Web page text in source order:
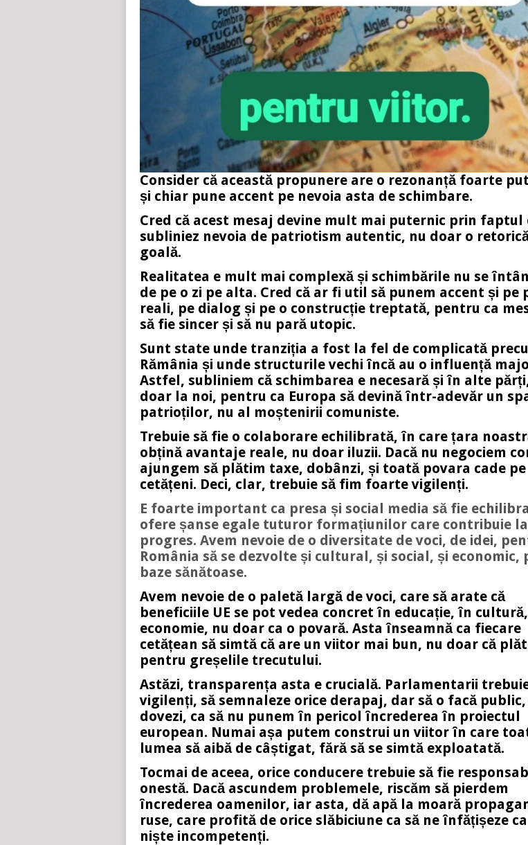
Consider că această propunere are o rezonanță foarte
și chiar pune accent pe nevoia asta de schimbare.
Cred că acest mesaj devine mult mai puternic prin faptul
subliniez nevoia de patriotism autentic, nu doar o
goală.
Realitatea e mult mai complexă și schimbările nu se
de pe o zi pe alta. Cred că ar fi util să punem accent și pe
reali, pe dialog și pe o construcție treptată, pentru ca
să fie sincer și să nu pară utopic.
Sunt state unde tranziția a fost la fel de complicată
Rămânia și unde structurile vechi încă au o influență
Astfel, subliniem că schimbarea e necesară și în alte
doar la noi, pentru ca Europa să devină într-adevăr un
patrioților, nu al moștenirii comuniste.
Trebuie să fie o colaborare echilibrată, în care țara
obțină avantaje reale, nu doar iluzii. Dacă nu negociem
ajungem să plătim taxe, dobânzi, și toată povara cade pe
cetățeni. Deci, clar, trebuie să fim foarte vigilenți.
E foarte important ca presa și social media să fie
ofere șanse egale tuturor formațiunilor care contribuie la
progres. Avem nevoie de o diversitate de voci, de idei,
România să se dezvolte și cultural, și social, și economic,
baze sănătoase.
Avem nevoie de o paletă largă de voci, care să arate că
beneficiile UE se pot vedea concret în educație, în
economie, nu doar ca o povară. Asta înseamnă ca fiecare
cetățean să simtă că are un viitor mai bun, nu doar că
pentru greșelile trecutului.
Astăzi, transparența asta e crucială. Parlamentarii
vigilenți, să semnaleze orice derapaj, dar să o facă public,
dovezi, ca să nu punem în pericol încrederea în proiectul
european. Numai așa putem construi un viitor în care
lumea să aibă de câștigat, fără să se simtă exploatată.
Tocmai de aceea, orice conducere trebuie să fie
onestă. Dacă ascundem problemele, riscăm să pierdem
încrederea oamenilor, iar asta, dă apă la moară
ruse, care profită de orice slăbiciune ca să ne înfățișeze
niște incompetenți.